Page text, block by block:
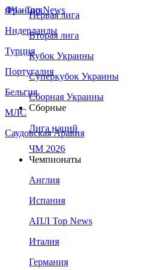
Франция
Нидерланды
Турция
Португалия
Бельгия
МЛС
Саудовская Аравия
ЛЧ - Top News
Первая лига
Вторая лига
Кубок Украины
Суперкубок Украины
Сборная Украины
Сборные
Лига наций
ЧМ 2026
Чемпионаты
Англия
Испания
АПЛ Top News
Италия
Германия